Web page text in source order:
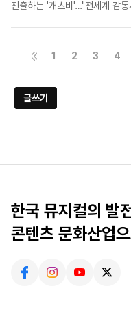
진출하는 '개츠비'…"전세계 감
1 2 3 4
글쓰기
한국 뮤지컬의 발
콘텐츠 문화산업